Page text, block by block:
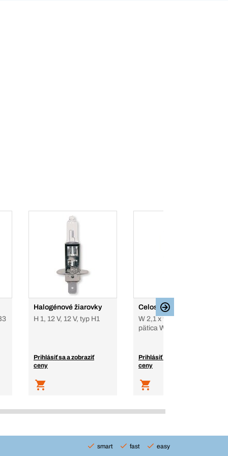
Halogénové žiarovky
H 1, 12 V, 12 V, typ H1
Prihlásiť sa a zobraziť
ceny
Celosklenené žiarovky
W 2,1 x 9,5d, 12 V, 12 V,
pätica W2,1 x 9,5d
Prihlásiť sa a zobraziť
ceny
smart fast easy